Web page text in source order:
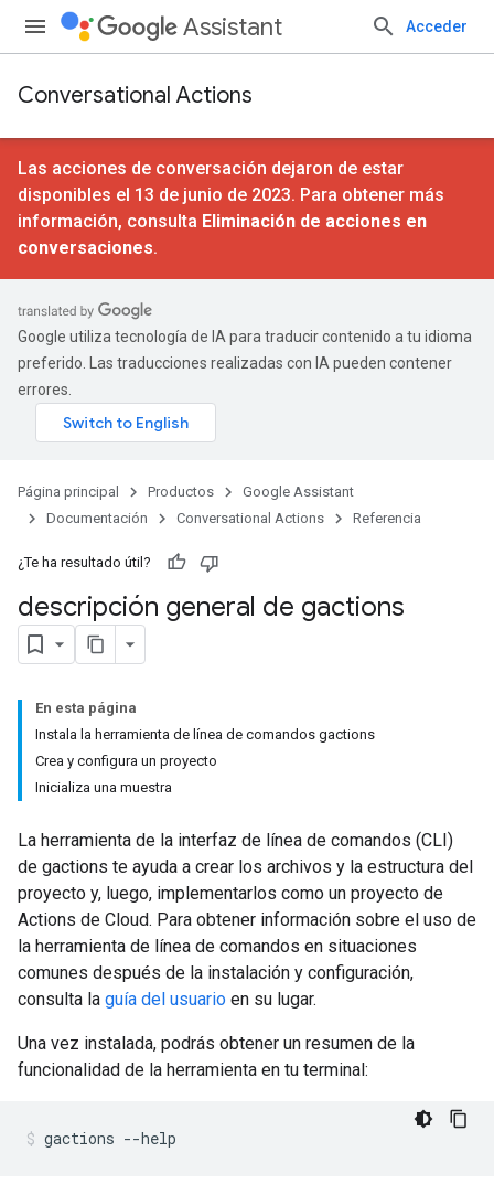
Assistant Acceder
Conversational Actions
Las acciones de conversación dejaron de estar
disponibles el 13 de junio de 2023. Para obtener más
información, consulta Eliminación de acciones en
conversaciones.
Google utiliza tecnología de IA para traducir contenido a tu idioma
preferido. Las traducciones realizadas con IA pueden contener
errores.
Página principal Productos
Google Assistant
Documentación
Conversational Actions Referencia
¿Te ha resultado útil?
descripción general de gactions
En esta página
Instala la herramienta de línea de comandos gactions
Crea y configura un proyecto
Inicializa una muestra
La herramienta de la interfaz de línea de comandos (CLI)
de gactions te ayuda a crear los archivos y la estructura del
proyecto y, luego, implementarlos como un proyecto de
Actions de Cloud. Para obtener información sobre el uso de
la herramienta de línea de comandos en situaciones
comunes después de la instalación y configuración,
consulta la guía del usuario en su lugar.
Una vez instalada, podrás obtener un resumen de la
funcionalidad de la herramienta en tu terminal:
gactions --help